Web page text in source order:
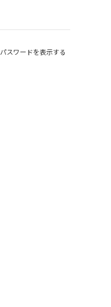
パスワードを表示する